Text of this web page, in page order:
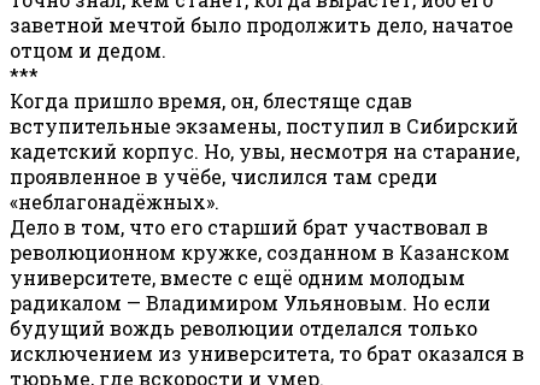
заветной мечтой было продолжить дело, начатое
отцом и дедом.
***
Когда пришло время, он, блестяще сдав
вступительные экзамены, поступил в Сибирский
кадетский корпус. Но, увы, несмотря на старание,
проявленное в учёбе, числился там среди
«неблагонадёжных».
Дело в том, что его старший брат участвовал в
революционном кружке, созданном в Казанском
университете, вместе с ещё одним молодым
радикалом — Владимиром Ульяновым. Но если
будущий вождь революции отделался только
исключением из университета, то брат оказался в
тюрьме, где вскорости и умер.